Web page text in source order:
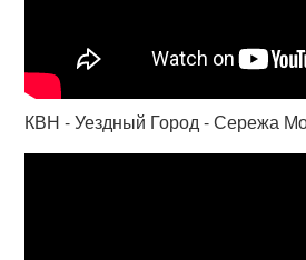
КВН - Уездный Город - Сережа